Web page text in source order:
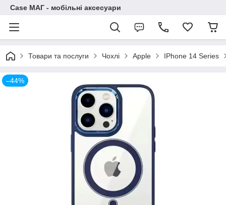
Case МАГ - мобільні аксесуари
Товари та послуги Чохлі Apple IPhone 14 Series
–44%